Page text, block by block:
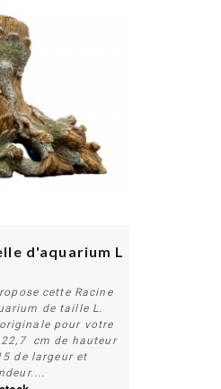
d'aquarium L
cette Racine
de taille L.
pour votre
cm de hauteur
de largeur et